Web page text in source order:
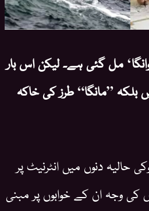
وانگا‘ مل گئی ہے۔ لیکن اس بار
بلکہ ”مانگا“ طرز کی خاکہ
حالیہ دنوں میں انٹرنیٹ پر
کی وجہ ان کے خوابوں پر مبنی